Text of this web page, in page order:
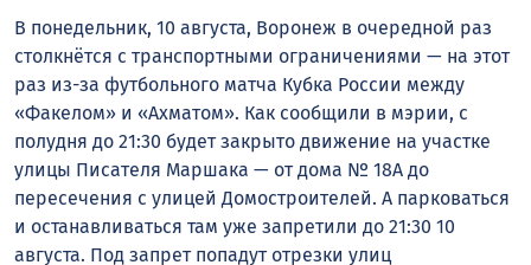
В понедельник, 10 августа, Воронеж в очередной раз
столкнётся с транспортными ограничениями — на этот
раз из-за футбольного матча Кубка России между
«Факелом» и «Ахматом». Как сообщили в мэрии, с
полудня до 21:30 будет закрыто движение на участке
улицы Писателя Маршака — от дома № 18А до
пересечения с улицей Домостроителей. А парковаться
и останавливаться там уже запретили до 21:30 10
августа. Под запрет попадут отрезки улиц